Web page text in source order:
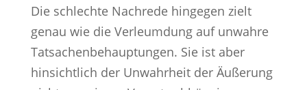
Die schlechte Nachrede hingegen zielt
genau wie die Verleumdung auf unwahre
Tatsachenbehauptungen. Sie ist aber
hinsichtlich der Unwahrheit der Äußerung